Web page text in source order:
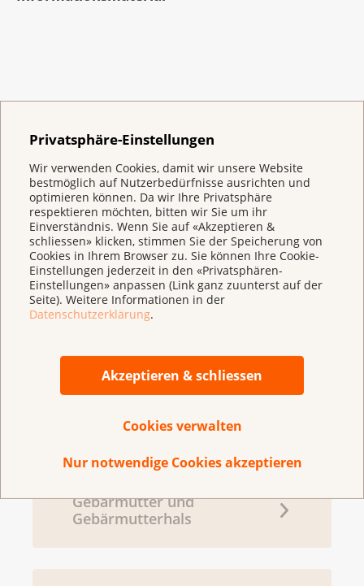
Privatsphäre-Einstellungen
Wir verwenden Cookies, damit wir unsere Website
bestmöglich auf Nutzerbedürfnisse ausrichten und
optimieren können. Da wir Ihre Privatsphäre
respektieren möchten, bitten wir Sie um ihr
Einverständnis. Wenn Sie auf «Akzeptieren &
schliessen» klicken, stimmen Sie der Speicherung von
Cookies in Ihrem Browser zu. Sie können Ihre Cookie-
Einstellungen jederzeit in den «Privatsphären-
Einstellungen» anpassen (Link ganz zuunterst auf der
Seite). Weitere Informationen in der
Datenschutzerklärung.
Akzeptieren & schliessen
Cookies verwalten
Nur notwendige Cookies akzeptieren
https://www.leitlinienprogramm-
Shopfinden Sie viele weitere Broschüren und
Informationsblätter zu verschiedenen Themen rund
um Krebs.
Gebärmutter und
Gebärmutterhals